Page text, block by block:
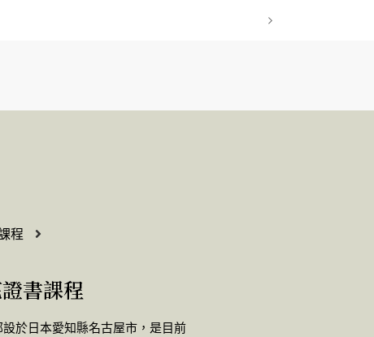
程
書課程
於日本愛知縣名古屋市，是目前